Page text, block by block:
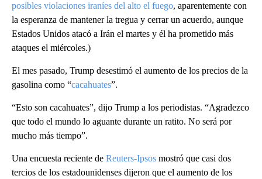
posibles violaciones iraníes del alto el fuego, aparentemente con
la esperanza de mantener la tregua y cerrar un acuerdo, aunque
Estados Unidos atacó a Irán el martes y él ha prometido más
ataques el miércoles.)
El mes pasado, Trump desestimó el aumento de los precios de la
gasolina como “cacahuates”.
“Esto son cacahuates”, dijo Trump a los periodistas. “Agradezco
que todo el mundo lo aguante durante un ratito. No será por
mucho más tiempo”.
Una encuesta reciente de Reuters-Ipsos mostró que casi dos
tercios de los estadounidenses dijeron que el aumento de los